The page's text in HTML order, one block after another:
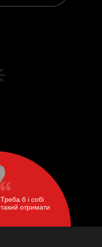
Треба б і собі
такий отримати